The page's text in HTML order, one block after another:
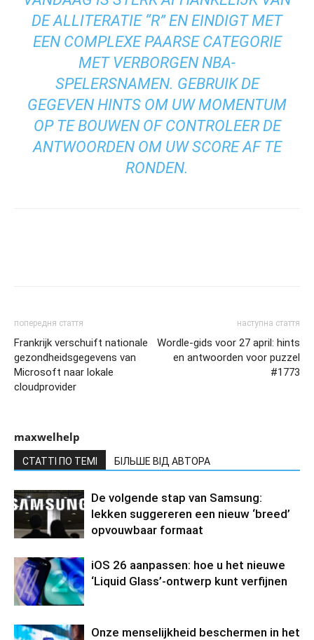
DE ALLITERATIE “R” EN EINDIGT MET
EEN COMPLEXE PAARSE CATEGORIE
MET VERBORGEN NBA-
SPELERSNAMEN. GEBRUIK DE
GEGEVEN HINTS OM UW MOMENTUM
OP TE BOUWEN OF CONTROLEER DE
ANTWOORDEN OM UW SCORE AF TE
RONDEN.
попередня стаття
Frankrijk verschuift nationale
gezondheidsgegevens van
Microsoft naar lokale
cloudprovider
наступна стаття
Wordle-gids voor 27 april: hints
en antwoorden voor puzzel
#1773
maxwelhelp
СТАТТІ ПО ТЕМІ БІЛЬШЕ ВІД АВТОРА
De volgende stap van Samsung:
lekken suggereren een nieuw ‘breed’
opvouwbaar formaat
iOS 26 aanpassen: hoe u het nieuwe
‘Liquid Glass’-ontwerp kunt verfijnen
Onze menselijkheid beschermen in het